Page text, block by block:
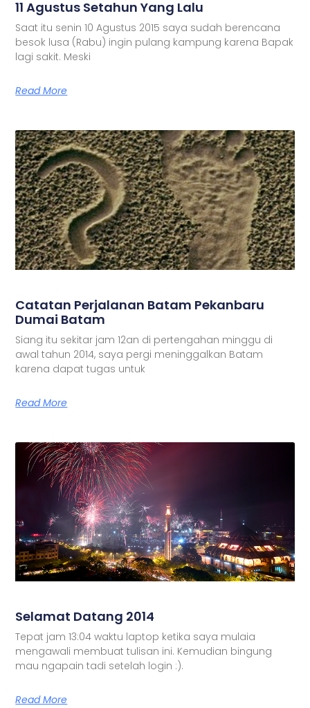
11 Agustus Setahun Yang Lalu
Saat itu senin 10 Agustus 2015 saya sudah berencana
besok lusa (Rabu) ingin pulang kampung karena Bapak
lagi sakit. Meski
Read More
Catatan Perjalanan Batam Pekanbaru
Dumai Batam
Siang itu sekitar jam 12an di pertengahan minggu di
awal tahun 2014, saya pergi meninggalkan Batam
karena dapat tugas untuk
Read More
Selamat Datang 2014
Tepat jam 13:04 waktu laptop ketika saya mulaia
mengawali membuat tulisan ini. Kemudian bingung
mau ngapain tadi setelah login :).
Read More